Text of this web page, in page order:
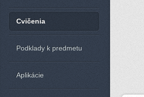
Cvičenia
Podklady k predmetu
Aplikácie